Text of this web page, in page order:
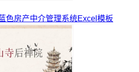
色房产中介管理系统Excel模板